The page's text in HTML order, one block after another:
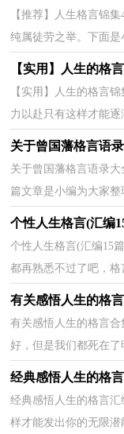
【推荐】人生格言锦
纯属徒劳之举。下面
欢。1、在天才和勤奋
【实用】人生的格
【实用】人生的格言
力以赴只有这样才能
不到的事业。——德田
关于曾国藩格言语
关于曾国藩格言语录
篇文章是小编为大家
忧患横逆之来，当稍
个性人生格言(汇编
个性人生格言(汇编15
都再熟悉不过了吧，
人生取得进步。那么
有关感悟人生的格
有关感悟人生的格言
好，但是我们都死在
生的格言87句,欢迎阅
经典感悟人生的格
经典感悟人生的格言
样才能发出你的无限